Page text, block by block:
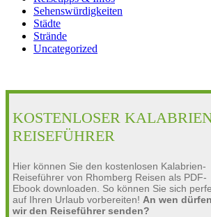
Sehenswürdigkeiten
Städte
Strände
Uncategorized
KOSTENLOSER
REISEFÜHRER
Hier können Sie den kostenlosen Kalabrien-
Reiseführer von Rhomberg Reisen als PDF-
Ebook downloaden. So können Sie sich
auf Ihren Urlaub vorbereiten! An wen dürfen
wir den Reiseführer senden?